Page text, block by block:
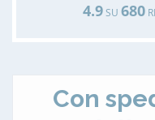
4.9SU 680
Con